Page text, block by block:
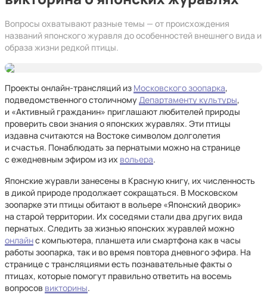
Вопросы охватывают разные темы — от происхождения
названий японского журавля до особенностей внешнего вида и
образа жизни редкой птицы.
Проекты онлайн-трансляций из Московского зоопарка,
подведомственного столичномуДепартаменту культуры,
и «Активный гражданин» приглашают любителей природы
проверить свои знания о японских журавлях. Эти птицы
издавна считаются на Востоке символом долголетия
и счастья. Понаблюдать за пернатыми можно на странице
с ежедневным эфиром из их вольера.
Японские журавли занесены в Красную книгу, их численность
в дикой природе продолжает сокращаться. В Московском
зоопарке эти птицы обитают в вольере «Японский дворик»
на старой территории. Их соседями стали два других вида
пернатых. Следить за жизнью японских журавлей можно
онлайнс компьютера, планшета или смартфона как в часы
работы зоопарка, так и во время повтора дневного эфира. На
странице с трансляциями есть познавательные факты о
птицах, которые помогут правильно ответить на восемь
вопросов викторины.